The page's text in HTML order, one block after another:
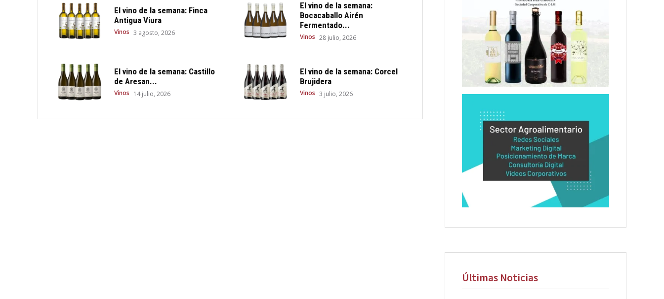
El vino de la semana: Finca
Antigua Viura
Vinos 3 agosto, 2026
El vino de la semana:
Bocacaballo Airén
Fermentado...
Vinos 28 julio, 2026
El vino de la semana: Castillo
de Aresan...
Vinos 14 julio, 2026
El vino de la semana: Corcel
Brujidera
Vinos 3 julio, 2026
Últimas Noticias